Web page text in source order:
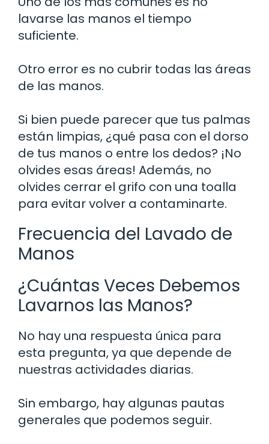
lavarse las manos el tiempo
suficiente.
Otro error es no cubrir todas las áreas
de las manos.
Si bien puede parecer que tus palmas
están limpias, ¿qué pasa con el dorso
de tus manos o entre los dedos? ¡No
olvides esas áreas! Además, no
olvides cerrar el grifo con una toalla
para evitar volver a contaminarte.
Frecuencia del Lavado de
Manos
¿Cuántas Veces Debemos
Lavarnos las Manos?
No hay una respuesta única para
esta pregunta, ya que depende de
nuestras actividades diarias.
Sin embargo, hay algunas pautas
generales que podemos seguir.